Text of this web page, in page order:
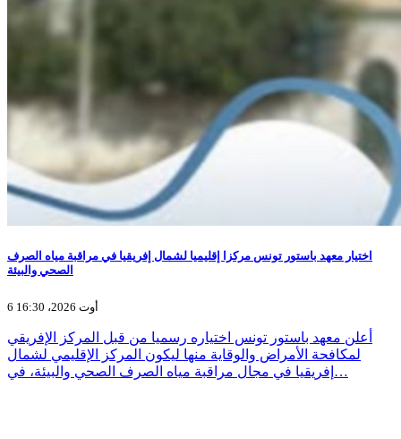
اختيار معهد باستور تونس مركزا إقليميا لشمال إفريقيا في مراقبة مياه الصرف
الصحي والبيئة
6 أوت 2026، 16:30
أعلن معهد باستور تونس اختياره رسميا من قبل المركز الإفريقي
لمكافحة الأمراض والوقاية منها ليكون المركز الإقليمي لشمال
إفريقيا في مجال مراقبة مياه الصرف الصحي والبيئة، في…